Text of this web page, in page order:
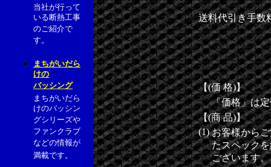
当社が行って
いる断熱工事
のご紹介で
す。
まちがいだら
けの
バッシング
まちがいだら
けのバッシン
グシリーズや
ファンクラブ
などの情報が
満載です。
送料代引き手数
【(価 格)】
「価格」は
【(商 品)】
(1) お客様から
たスペック
ございます。